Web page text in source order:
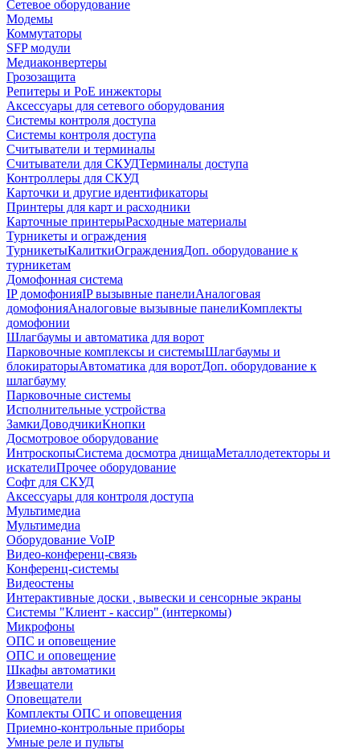
Сетевое оборудование
Модемы
Коммутаторы
SFP модули
Медиаконвертеры
Грозозащита
Репитеры и PoE инжекторы
Аксессуары для сетевого оборудования
Системы контроля доступа
Системы контроля доступа
Считыватели и терминалы
Считыватели для СКУДТерминалы доступа
Контроллеры для СКУД
Карточки и другие идентификаторы
Принтеры для карт и расходники
Карточные принтерыРасходные материалы
Турникеты и ограждения
ТурникетыКалиткиОгражденияДоп. оборудование к
турникетам
Домофонная система
IP домофонияIP вызывные панелиАналоговая
домофонияАналоговые вызывные панелиКомплекты
домофонии
Шлагбаумы и автоматика для ворот
Парковочные комплексы и системыШлагбаумы и
блокираторыАвтоматика для воротДоп. оборудование к
шлагбауму
Парковочные системы
Исполнительные устройства
ЗамкиДоводчикиКнопки
Досмотровое оборудование
ИнтроскопыСистема досмотра днищаМеталлодетекторы и
искателиПрочее оборудование
Софт для СКУД
Аксессуары для контроля доступа
Мультимедиа
Мультимедиа
Оборудование VoIP
Видео-конференц-связь
Конференц-системы
Видеостены
Интерактивные доски , вывески и сенсорные экраны
Системы "Клиент - кассир" (интеркомы)
Микрофоны
ОПС и оповещение
ОПС и оповещение
Шкафы автоматики
Извещатели
Оповещатели
Комплекты ОПС и оповещения
Приемно-контрольные приборы
Умные реле и пульты